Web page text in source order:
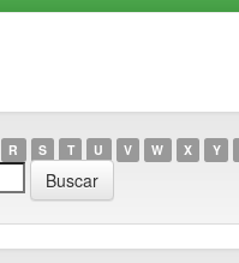
R S T U V W X Y